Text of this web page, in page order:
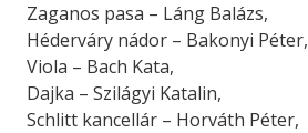
Zaganos pasa – Láng Balázs,
Héderváry nádor – Bakonyi Péter,
Viola – Bach Kata,
Dajka – Szilágyi Katalin,
Schlitt kancellár – Horváth Péter,